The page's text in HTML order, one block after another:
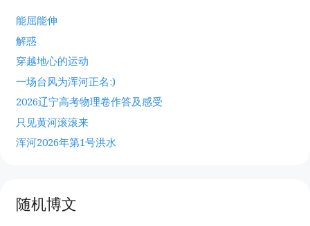
能屈能伸
解惑
穿越地心的运动
一场台风为浑河正名:)
2026辽宁高考物理卷作答及感受
只见黄河滚滚来
浑河2026年第1号洪水
随机博文